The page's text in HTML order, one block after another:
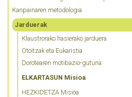
Kanpainaren metodologia
Jarduerak
Klaustrorako hasierako jarduera
Otoitzak eta Eukaristia
Dorotearen motibazio-gutuna
ELKARTASUN Misioa
HEZKIDETZA Misioa